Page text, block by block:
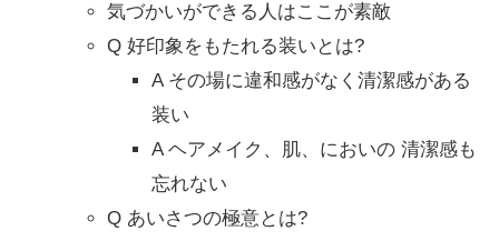
気づかいができる人はここが素敵
Q 好印象をもたれる装いとは?
A その場に違和感がなく清潔感がある
装い
A ヘアメイク、肌、においの 清潔感も
忘れない
Q あいさつの極意とは?